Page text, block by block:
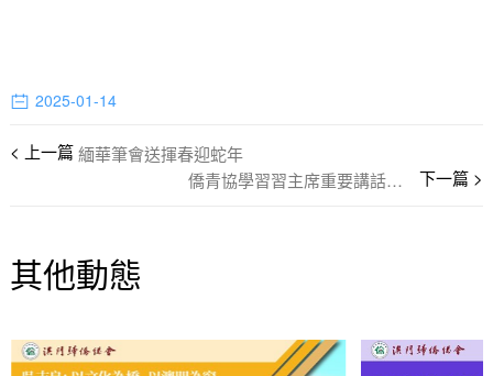
2025-01-14
緬華筆會送揮春迎蛇年
僑青協學習習主席重要講話精神
其他動態